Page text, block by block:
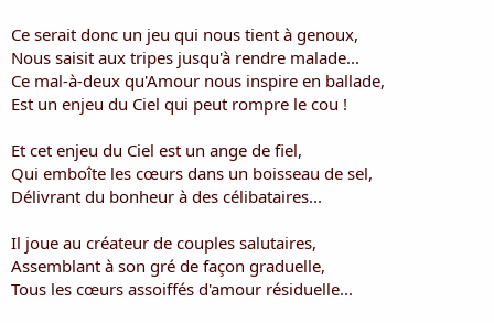
u
s
s
i
Ce serait donc un jeu qui nous tient à genoux,
Nous saisit aux tripes jusqu'à rendre malade...
Ce mal-à-deux qu'Amour nous inspire en ballade,
Est un enjeu du Ciel qui peut rompre le cou !
Et cet enjeu du Ciel est un ange de fiel,
Qui emboîte les cœurs dans un boisseau de sel,
Délivrant du bonheur à des célibataires...
Il joue au créateur de couples salutaires,
Assemblant à son gré de façon graduelle,
Tous les cœurs assoiffés d'amour résiduelle...